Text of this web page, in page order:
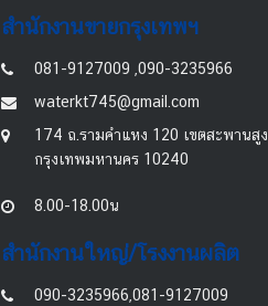
สำนักงานขายกรุงเทพฯ
081-9127009 ,090-3235966
waterkt745@gmail.com
174 ถ.รามคำแหง 120 เขตสะพานสูง
กรุงเทพมหานคร 10240
8.00-18.00น
สำนักงานใหญ่/โรงงานผลิต
090-3235966,081-9127009